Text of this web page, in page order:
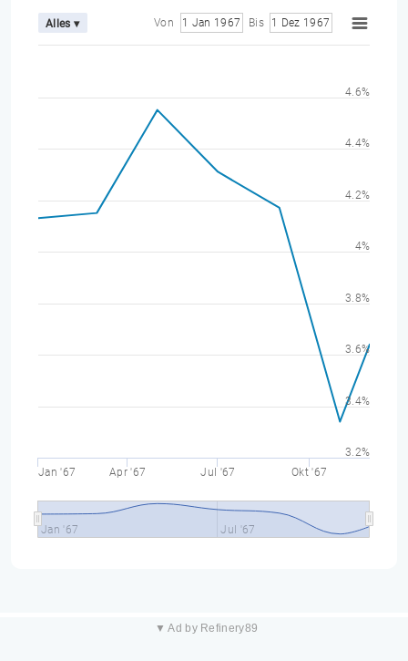
Alles ▾ Von 1 Jan 1967 Bis 1 Dez 1967
Jan '67 Apr '67 Jul '67 Okt '67
Jan '67 Jul '67
3.2%
3.4%
3.6%
3.8%
4%
4.2%
4.4%
4.6%
▼ Ad by Refinery89